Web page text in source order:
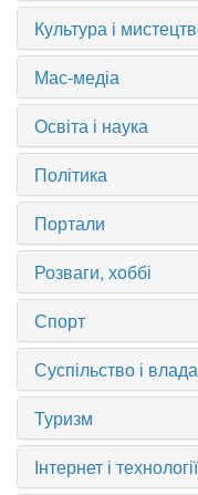
Культура і
Мас-медіа
Освіта і наука
Політика
Портали
Розваги, хоббі
Спорт
Суспільство і влада
Туризм
Інтернет і технології